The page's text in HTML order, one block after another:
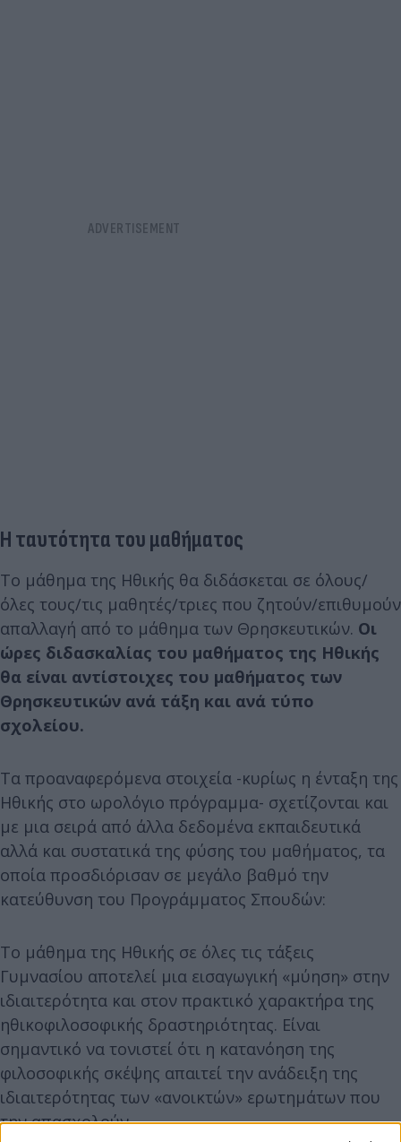
Η ταυτότητα του μαθήματος
Το μάθημα της Ηθικής θα διδάσκεται σε όλους/
όλες τους/τις μαθητές/τριες που ζητούν/επιθυμούν
απαλλαγή από το μάθημα των Θρησκευτικών. Οι
ώρες διδασκαλίας του μαθήματος της Ηθικής
θα είναι αντίστοιχες του μαθήματος των
Θρησκευτικών ανά τάξη και ανά τύπο
σχολείου.
Τα προαναφερόμενα στοιχεία -κυρίως η ένταξη της
Ηθικής στο ωρολόγιο πρόγραμμα- σχετίζονται και
με μια σειρά από άλλα δεδομένα εκπαιδευτικά
αλλά και συστατικά της φύσης του μαθήματος, τα
οποία προσδιόρισαν σε μεγάλο βαθμό την
κατεύθυνση του Προγράμματος Σπουδών:
Το μάθημα της Ηθικής σε όλες τις τάξεις
Γυμνασίου αποτελεί μια εισαγωγική «μύηση» στην
ιδιαιτερότητα και στον πρακτικό χαρακτήρα της
ηθικοφιλοσοφικής δραστηριότητας. Είναι
σημαντικό να τονιστεί ότι η κατανόηση της
φιλοσοφικής σκέψης απαιτεί την ανάδειξη της
ιδιαιτερότητας των «ανοικτών» ερωτημάτων που
την απασχολούν.